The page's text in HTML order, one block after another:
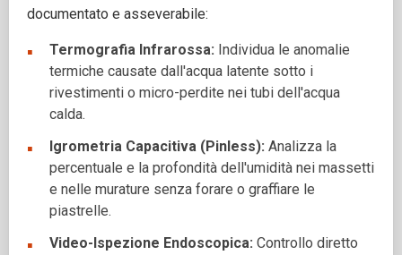
documentato e asseverabile:
Termografia Infrarossa: Individua le anomalie
termiche causate dall'acqua latente sotto i
rivestimenti o micro-perdite nei tubi dell'acqua
calda.
Igrometria Capacitiva (Pinless): Analizza la
percentuale e la profondità dell'umidità nei massetti
e nelle murature senza forare o graffiare le
piastrelle.
Video-Ispezione Endoscopica: Controllo diretto